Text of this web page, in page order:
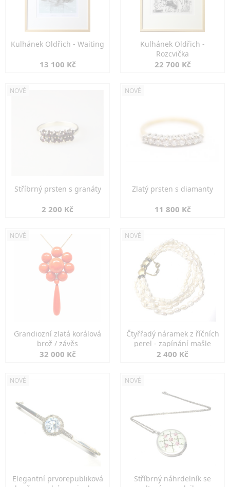
Kulhánek Oldřich - Waiting
13 100 Kč
Kulhánek Oldřich -
Rozcvička
22 700 Kč
NOVÉ
Stříbrný prsten s granáty
2 200 Kč
NOVÉ
Zlatý prsten s diamanty
11 800 Kč
NOVÉ
Grandiozní zlatá korálová
brož / závěs
32 000 Kč
NOVÉ
Čtyřřadý náramek z říčních
perel - zapínání mašle
2 400 Kč
NOVÉ
Elegantní prvorepubliková
NOVÉ
Stříbrný náhrdelník se